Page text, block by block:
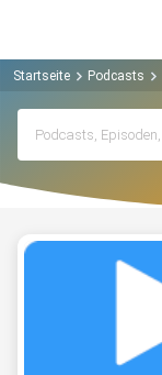
Startseite Podcasts